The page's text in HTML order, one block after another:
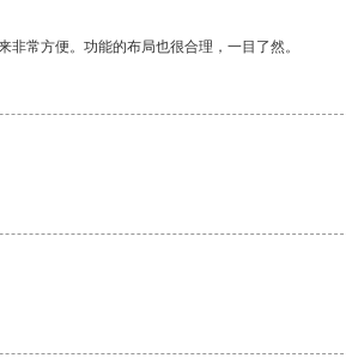
常方便。功能的布局也很合理，一目了然。